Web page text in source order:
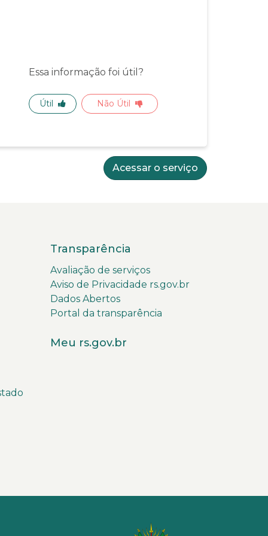
Essa informação foi útil?
Útil Não Útil
Acessar o serviço
Transparência
Avaliação de serviços
Aviso de Privacidade rs.gov.br
Dados Abertos
Portal da transparência
Meu rs.gov.br